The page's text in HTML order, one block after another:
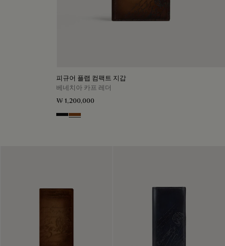
피규어 플랩 컴팩트 지갑
베네치아 카프 레더
₩ 1,200,000
Nero Grigio
Cacao Intenso